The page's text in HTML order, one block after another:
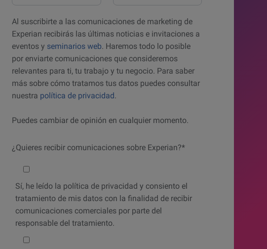
Al suscribirte a las comunicaciones de marketing de
Experian recibirás las últimas noticias e invitaciones a
eventos y seminarios web. Haremos todo lo posible
por enviarte comunicaciones que consideremos
relevantes para ti, tu trabajo y tu negocio. Para saber
más sobre cómo tratamos tus datos puedes consultar
nuestra política de privacidad.
Puedes cambiar de opinión en cualquier momento.
¿Quieres recibir comunicaciones sobre Experian?*
Would you like to hear from us?
Sí, he leído la política de privacidad y consiento el
tratamiento de mis datos con la finalidad de recibir
comunicaciones comerciales por parte del
responsable del tratamiento.